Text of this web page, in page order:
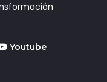
Youtube